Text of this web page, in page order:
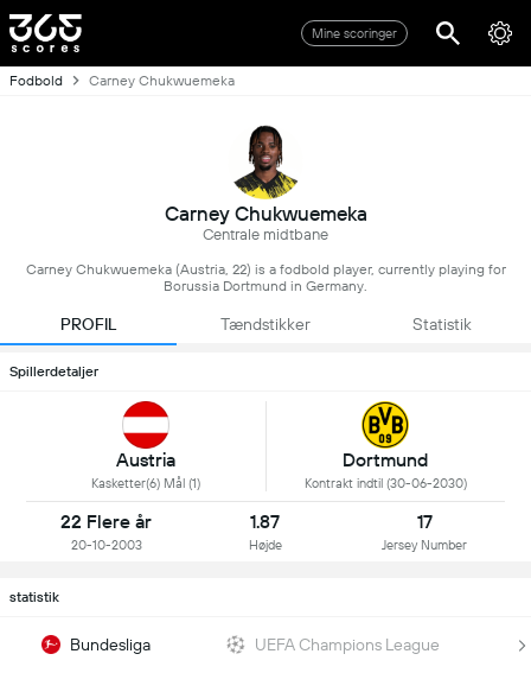
Mine scoringer
Fodbold Carney Chukwuemeka
Carney Chukwuemeka
Centrale midtbane
Carney Chukwuemeka (Austria, 22) is a fodbold player, currently playing for
Borussia Dortmund in Germany.
PROFIL Tændstikker Statistik
Spillerdetaljer
Austria
Kasketter(6) Mål (1)
Dortmund
Kontrakt indtil (30-06-2030)
22 Flere år
20-10-2003
1.87
Højde
17
Jersey Number
statistik
Bundesliga UEFA Champions League